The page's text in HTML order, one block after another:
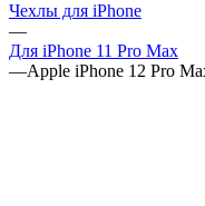
Чехлы для iPhone
—
Для iPhone 11 Pro Max
—Apple iPhone 12 Pro